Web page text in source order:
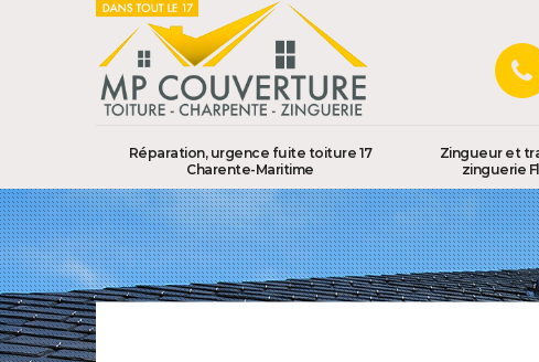
Réparation, urgence fuite toiture 17
Charente-Maritime
Zingueur et
zinguerie